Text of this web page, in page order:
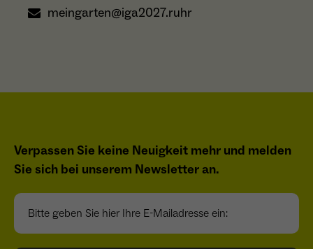
meingarten@iga2027.ruhr
Verpassen Sie keine Neuigkeit mehr und melden
Sie sich bei unserem Newsletter an.
Bitte geben Sie hier Ihre E-Mailadresse ein: